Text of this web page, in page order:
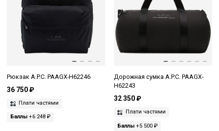
Рюкзак A.P.C. PAAGX-H62246
36 750 ₽
Плати частями
Баллы +6 248 ₽
Дорожная сумка A.P.C. PAAGX-
H62243
32 350 ₽
Плати частями
Баллы+5 500 ₽